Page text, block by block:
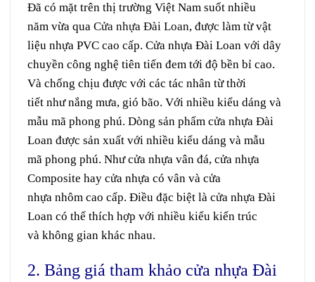
Đã có mặt trên thị trường Việt Nam suốt nhiều
năm vừa qua Cửa nhựa Đài Loan, được làm từvật
liệu nhựa PVC cao cấp. Cửa nhựa Đài Loan với dây
chuyền công nghệ tiên tiến đem tới độ bền bỉ cao.
Và chống chịu được với các tác nhân từthời
tiết nhưnắng mưa, gió bão. Với nhiều kiểu dáng và
mẫu mã phong phú. Dòng sản phẩm cửa nhựa Đài
Loan được sản xuất với nhiều kiểu dáng và mẫu
mã phong phú. Nhưcửa nhựa vân đá, cửa nhựa
Composite hay cửa nhựa có vân và cửa
nhựa nhôm cao cấp. Điều đặc biệt là cửa nhựa Đài
Loan có thể thích hợp với nhiều kiểu kiến trúc
và không gian khác nhau.
2. Bảng giá tham khảo cửa nhựa Đài